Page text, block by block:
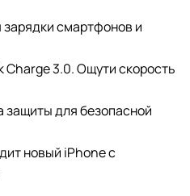
зарядки смартфонов и
Charge 3.0. Ощути скорость
для безопасной
новый iPhone с